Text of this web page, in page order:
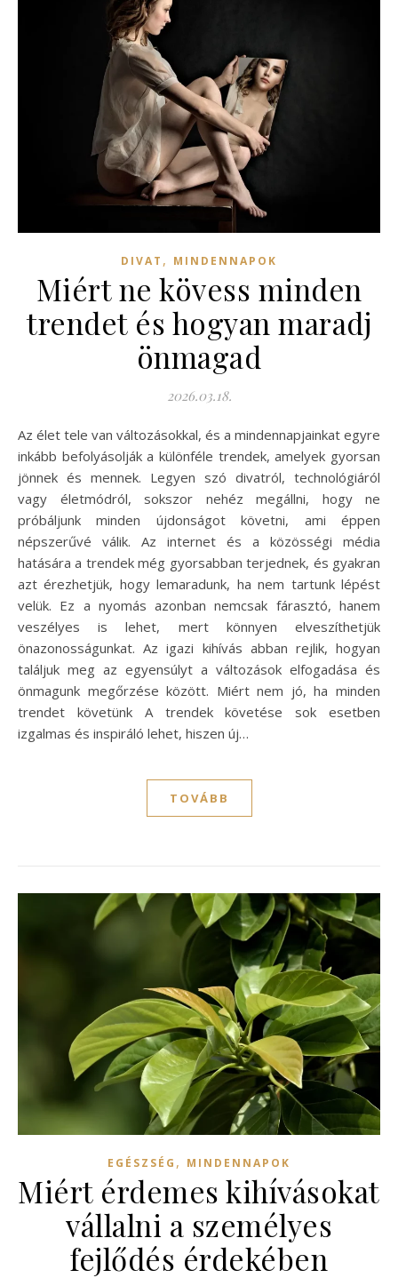
DIVAT , MINDENNAPOK
Miért ne kövess minden
trendet és hogyan maradj
önmagad
2026.03.18.
Az élet tele van változásokkal, és a mindennapjainkat egyre
inkább befolyásolják a különféle trendek, amelyek gyorsan
jönnek és mennek. Legyen szó divatról, technológiáról
vagy életmódról, sokszor nehéz megállni, hogy ne
próbáljunk minden újdonságot követni, ami éppen
népszerűvé válik. Az internet és a közösségi média
hatására a trendek még gyorsabban terjednek, és gyakran
azt érezhetjük, hogy lemaradunk, ha nem tartunk lépést
velük. Ez a nyomás azonban nemcsak fárasztó, hanem
veszélyes is lehet, mert könnyen elveszíthetjük
önazonosságunkat. Az igazi kihívás abban rejlik, hogyan
találjuk meg az egyensúlyt a változások elfogadása és
önmagunk megőrzése között. Miért nem jó, ha minden
trendet követünk A trendek követése sok esetben
izgalmas és inspiráló lehet, hiszen új…
TOVÁBB
EGÉSZSÉG , MINDENNAPOK
Miért érdemes kihívásokat
vállalni a személyes
fejlődés érdekében